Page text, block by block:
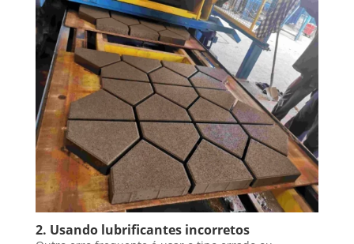
2. Usando lubrificantes incorretos